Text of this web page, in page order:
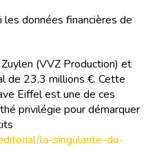
les données financières de
(VVZ Production) et
de 23,3 millions €. Cette
Eiffel est une de ces
privilégie pour démarquer
la-singularite-du-